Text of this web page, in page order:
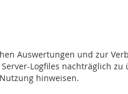
Auswertungen und zur
Logfiles nachträglich
hinweisen.